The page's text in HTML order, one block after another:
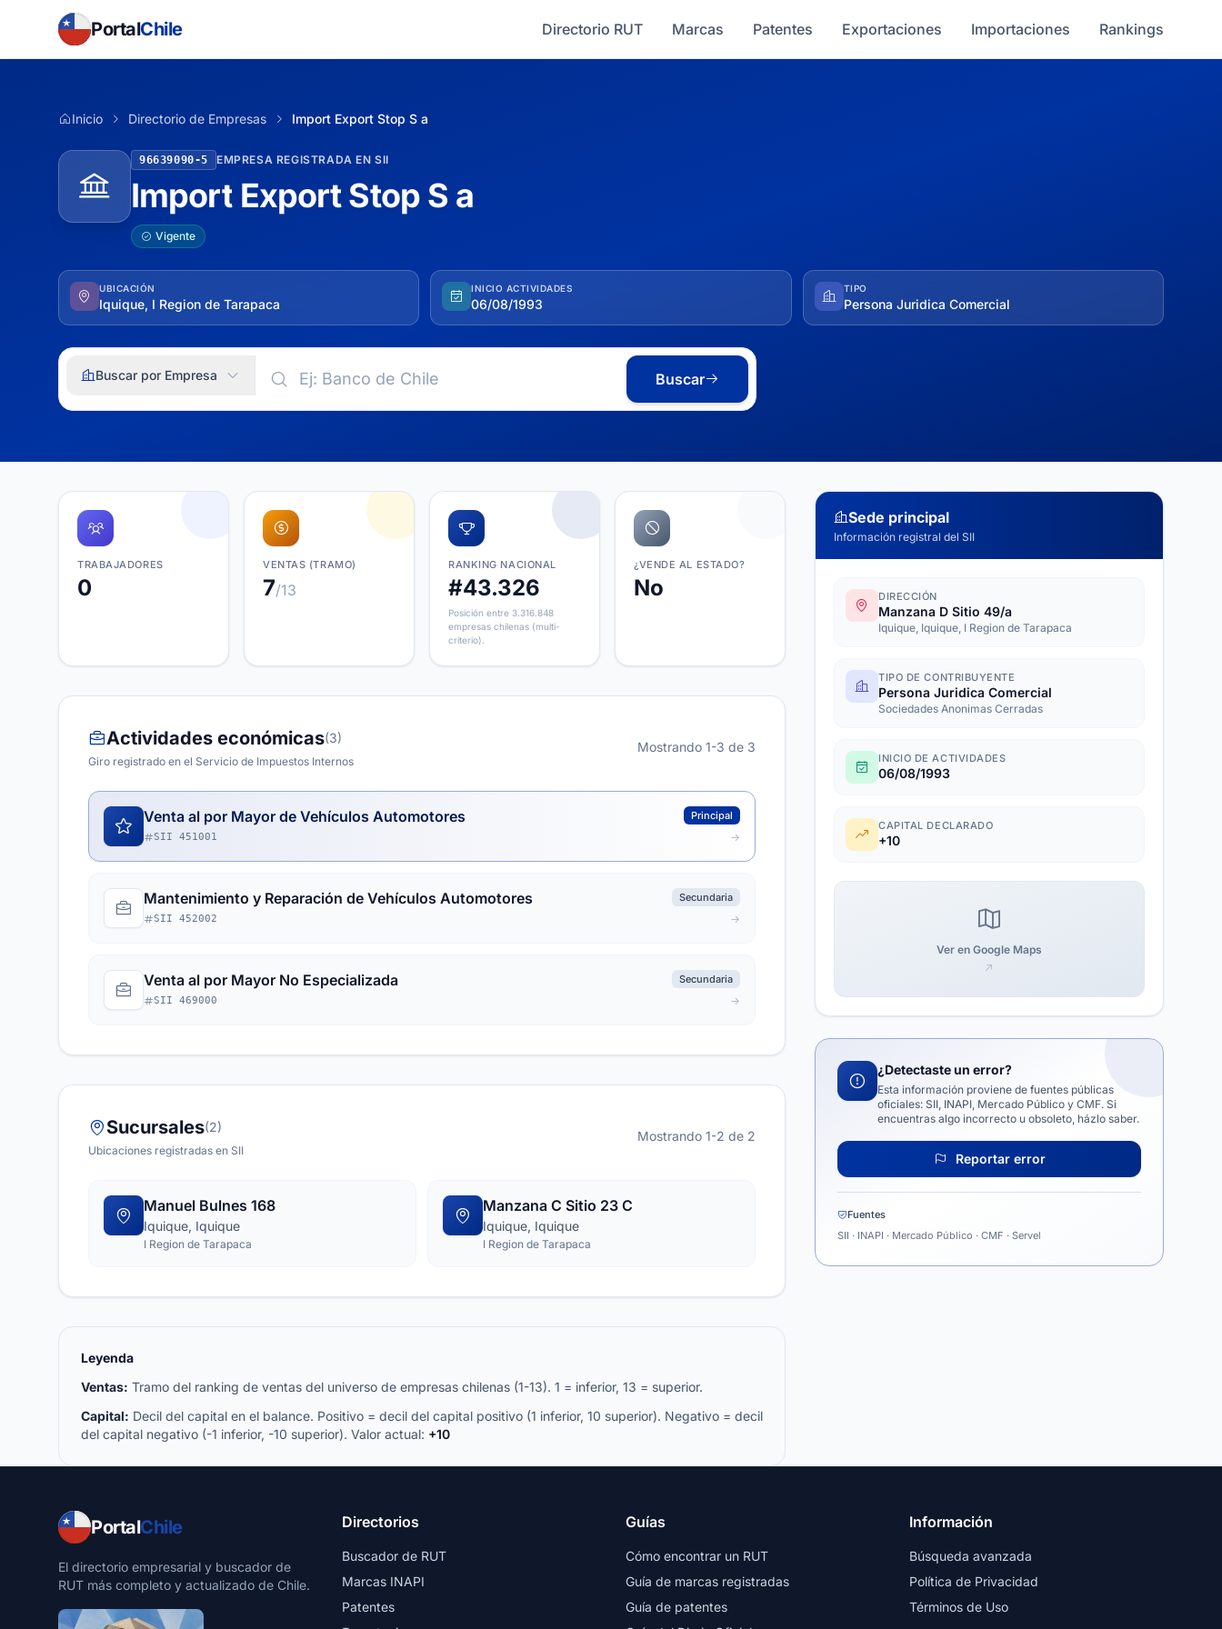
PortalChile Directorio RUT Marcas Patentes Exportaciones Importaciones Rankings
Inicio Directorio de Empresas Import Export Stop S a
96639090-5 EMPRESA REGISTRADA EN SII
Import Export Stop S a
Vigente
UBICACIÓN
Iquique, I Region de Tarapaca
INICIO ACTIVIDADES
06/08/1993
TIPO
Persona Juridica Comercial
Buscar por Empresa Buscar
TRABAJADORES
0
VENTAS (TRAMO)
7/13
RANKING NACIONAL
#43.326
Posición entre 3.316.848
empresas chilenas (multi-
criterio).
¿VENDE AL ESTADO?
No
Actividades económicas(3)
Giro registrado en el Servicio de Impuestos Internos
Mostrando 1-3 de 3
Venta al por Mayor de Vehículos Automotores Principal
SII 451001
Mantenimiento y Reparación de Vehículos Automotores Secundaria
SII 452002
Venta al por Mayor No Especializada Secundaria
SII 469000
Sucursales(2)
Ubicaciones registradas en SII
Mostrando 1-2 de 2
Manuel Bulnes 168
Iquique, Iquique
I Region de Tarapaca
Manzana C Sitio 23 C
Iquique, Iquique
I Region de Tarapaca
Leyenda
Ventas: Tramo del ranking de ventas del universo de empresas chilenas (1-13). 1 = inferior, 13 = superior.
Capital: Decil del capital en el balance. Positivo = decil del capital positivo (1 inferior, 10 superior). Negativo = decil
del capital negativo (-1 inferior, -10 superior). Valor actual: +10
Sede principal
Información registral del SII
DIRECCIÓN
Manzana D Sitio 49/a
Iquique, Iquique, I Region de Tarapaca
TIPO DE CONTRIBUYENTE
Persona Juridica Comercial
Sociedades Anonimas Cerradas
INICIO DE ACTIVIDADES
06/08/1993
CAPITAL DECLARADO
+10
Ver en Google Maps
¿Detectaste un error?
Esta información proviene de fuentes públicas
oficiales: SII, INAPI, Mercado Público y CMF. Si
encuentras algo incorrecto u obsoleto, házlo saber.
Reportar error
Fuentes
SII · INAPI · Mercado Público · CMF · Servel
PortalChile
El directorio empresarial y buscador de
RUT más completo y actualizado de Chile.
Directorios
Buscador de RUT
Marcas INAPI
Patentes
Guías
Cómo encontrar un RUT
Guía de marcas registradas
Guía de patentes
Información
Búsqueda avanzada
Política de Privacidad
Términos de Uso